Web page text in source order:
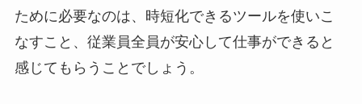
ために必要なのは、時短化できるツールを使いこ
なすこと、従業員全員が安心して仕事ができると
感じてもらうことでしょう。